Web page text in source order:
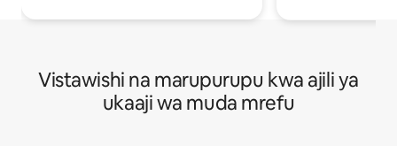
Vistawishi na marupurupu kwa ajili ya
ukaaji wa muda mrefu